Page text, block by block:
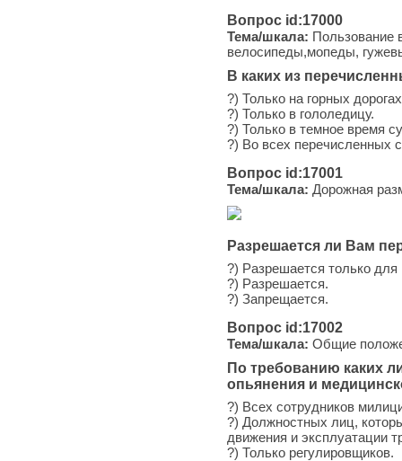
Вопрос id:17000
Тема/шкала: Пользование
велосипеды,мопеды,
В каких из
?) Только на горных
?) Только в гололедицу.
?) Только в темное время
?) Во всех перечисленных
Вопрос id:17001
Тема/шкала: Дорожная
Разрешается ли Вам
?) Разрешается только для
?) Разрешается.
?) Запрещается.
Вопрос id:17002
Тема/шкала: Общие
По требованию каких
опьянения и
?) Всех сотрудников
?) Должностных лиц,
движения и эксплуатации
?) Только регулировщиков.